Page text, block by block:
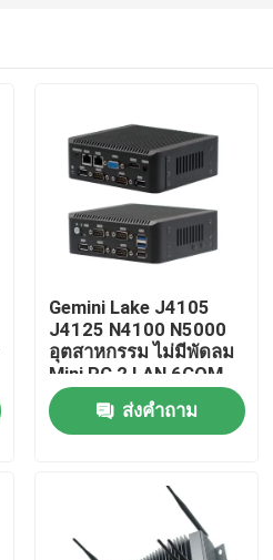
Gemini Lake J4105
J4125 N4100 N5000
อุตสาหกรรม ไม่มีพัดลม
Mini PC 2 LAN 6COM
Nuc
ส่งคำถาม